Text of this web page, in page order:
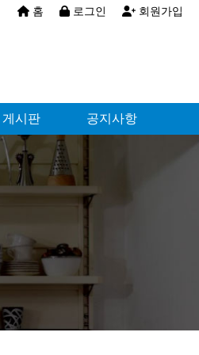
홈 로그인 회원가입
게시판 공지사항